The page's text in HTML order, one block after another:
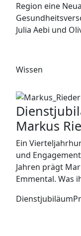
Region eine
Julia Aebi und
Wissen
Markus
Ein
und
Jahren prägt
Emmental. Was
Dienstjubiläum